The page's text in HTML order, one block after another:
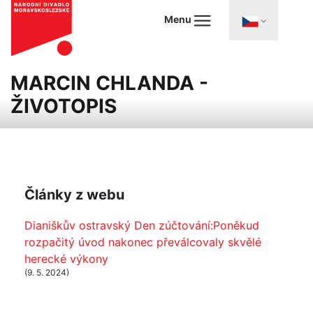
Menu
MARCIN CHLANDA -
ŽIVOTOPIS
Články z webu
Dianiškův ostravský Den zúčtování:Poněkud
rozpačitý úvod nakonec převálcovaly skvělé
herecké výkony
(9. 5. 2024)